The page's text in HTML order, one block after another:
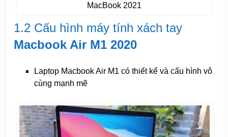
MacBook 2021
1.2 Cấu hình máy tính xách tay
Macbook Air M1 2020
Laptop Macbook Air M1 có thiết kế và cấu hình vô
cùng mạnh mẽ